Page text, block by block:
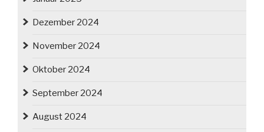
Dezember 2024
November 2024
Oktober 2024
September 2024
August 2024